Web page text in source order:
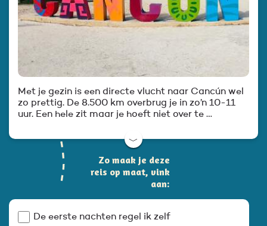
Met je gezin is een directe vlucht naar Cancún wel
zo prettig. De 8.500 km overbrug je in zo’n 10-11
uur. Een hele zit maar je hoeft niet over te …
﹀
Zo maak je deze
reis op maat, vink
aan:
De eerste nachten regel ik zelf